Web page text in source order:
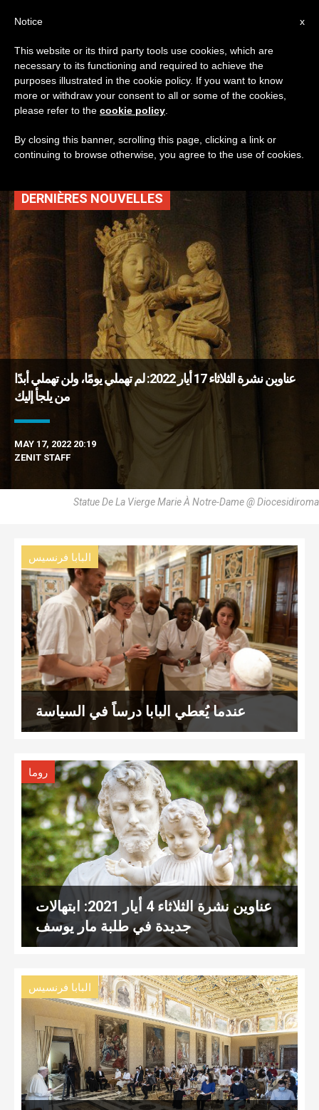
TAG
Posts Tagged ‘الطريق
الجديد’
DERNIÈRES NOUVELLES
عناوين نشرة الثلاثاء 17 أيار 2022: لم تهملي يومًا، ولن تهملي أبدًا
من يلجأ إليك
MAY 17, 2022 20:19
ZENIT STAFF
Statue De La Vierge Marie À Notre-Dame @ Diocesidiroma
البابا فرنسيس
عندما يُعطي البابا درساً في السياسة
روما
عناوين نشرة الثلاثاء 4 أيار 2021: ابتهالات
جديدة في طلبة مار يوسف
البابا فرنسيس
x
Notice
This website or its third party tools use cookies, which are
necessary to its functioning and required to achieve the
purposes illustrated in the cookie policy. If you want to know
more or withdraw your consent to all or some of the cookies,
please refer to the cookie policy
By closing this banner, scrolling this page, clicking a link or
continuing to browse otherwise, you agree to the use of cookies.